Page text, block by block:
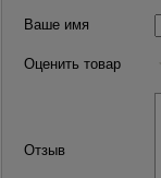
Ваше имя
Оценить товар
Отзыв